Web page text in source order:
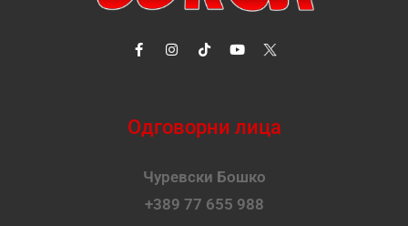
Одговорни лица
Чуревски Бошко
+389 77 655 988